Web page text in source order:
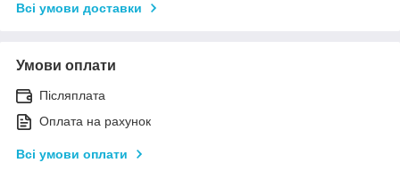
Всі умови доставки
Умови оплати
Післяплата
Оплата на рахунок
Всі умови оплати